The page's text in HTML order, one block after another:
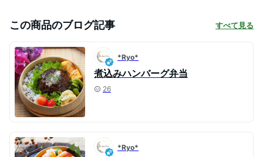
この商品のブログ記事 すべて見る
*Ryo*
煮込みハンバーグ弁当
26
*Ryo*